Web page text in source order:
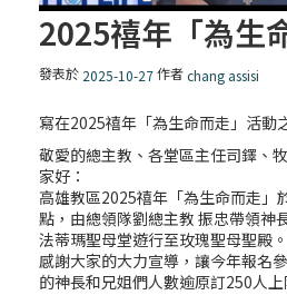
2025禧年「為生
發表於 2025-10-27作者chang assisi
寫在2025禧年「為生命而走」活動
敬愛的總主教、各堂區主任司鐸、
家好：
高雄教區2025禧年「為生命而走」
點，由總領隊劉總主教 振忠帶領神
法蒂瑪聖母堂遊行至玫瑰聖母聖殿。
感謝大家的大力宣導，讓今年報名
的神長和兄姐們人數逾原訂250人上